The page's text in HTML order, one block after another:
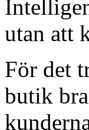
utan att
För det
butik